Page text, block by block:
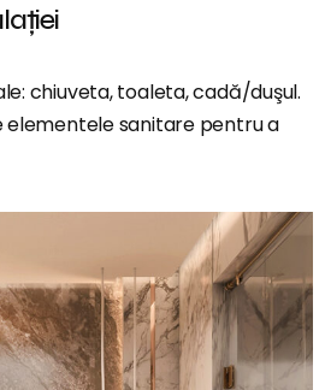
chiuveta, toaleta, cadă/duşul.
sanitare pentru a